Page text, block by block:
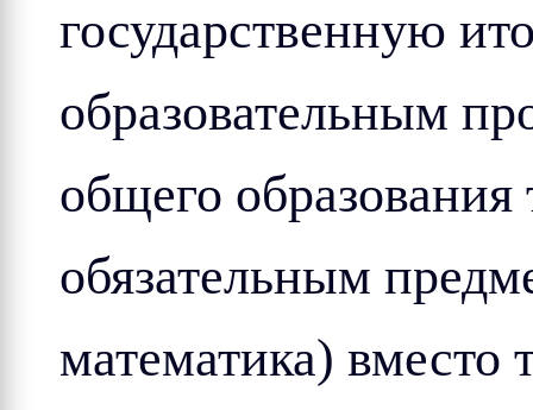
государственную
образовательным
общего образования
обязательным
математика)